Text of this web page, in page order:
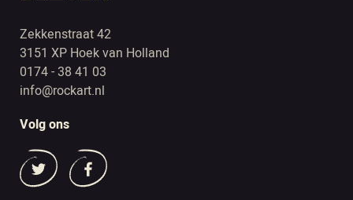
Zekkenstraat 42
3151 XP Hoek van Holland
0174 - 38 41 03
info@rockart.nl
Volg ons